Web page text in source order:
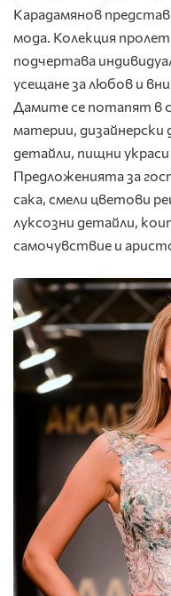
Карадамянов
мода. Колекция
подчертава
усещане за любов и
Дамите се потапят в
материи,
детайли, пищни
Предложенията за
сака, смели цветови
луксозни детайли,
самочувствие и